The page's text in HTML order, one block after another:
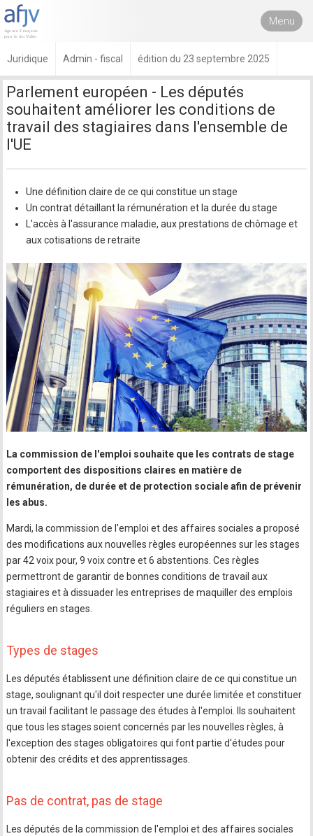
Menu
Juridique Admin - fiscal édition du 23 septembre 2025
Parlement européen - Les députés
souhaitent améliorer les conditions de
travail des stagiaires dans l'ensemble de
l'UE
Une définition claire de ce qui constitue un stage
Un contrat détaillant la rémunération et la durée du stage
L'accès à l'assurance maladie, aux prestations de chômage et
aux cotisations de retraite
La commission de l'emploi souhaite que les contrats de stage
comportent des dispositions claires en matière de
rémunération, de durée et de protection sociale afin de prévenir
les abus.
Mardi, la commission de l'emploi et des affaires sociales a proposé
des modifications aux nouvelles règles européennes sur les stages
par 42 voix pour, 9 voix contre et 6 abstentions. Ces règles
permettront de garantir de bonnes conditions de travail aux
stagiaires et à dissuader les entreprises de maquiller des emplois
réguliers en stages.
Types de stages
Les députés établissent une définition claire de ce qui constitue un
stage, soulignant qu'il doit respecter une durée limitée et constituer
un travail facilitant le passage des études à l'emploi. Ils souhaitent
que tous les stages soient concernés par les nouvelles règles, à
l'exception des stages obligatoires qui font partie d'études pour
obtenir des crédits et des apprentissages.
Pas de contrat, pas de stage
Les députés de la commission de l'emploi et des affaires sociales